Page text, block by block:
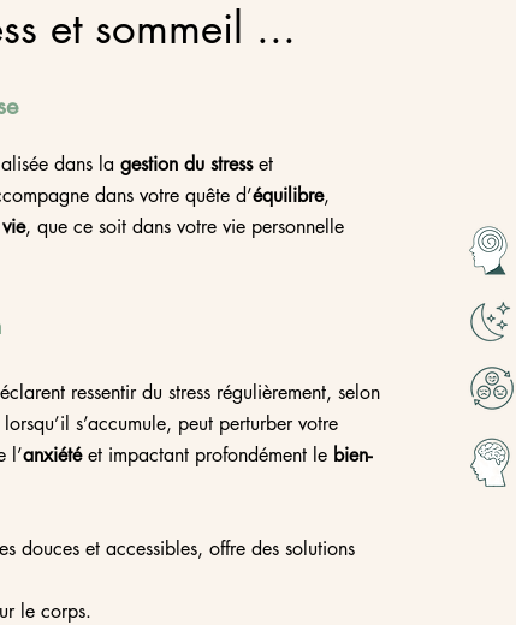
et sommeil ...
dans la gestion du stresset
dans votre quête d’équilibre,
, que ce soit dans votre vie personnelle
ressentir du stress régulièrement, selon
s’accumule, peut perturber votre
l’anxiétéet impactant profondément le bien-
douces et accessibles, offre des solutions
le corps.